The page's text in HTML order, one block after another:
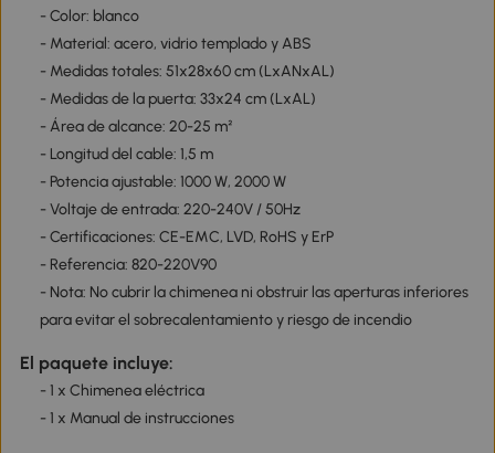
- Color: blanco
- Material: acero, vidrio templado y ABS
- Medidas totales: 51x28x60 cm (LxANxAL)
- Medidas de la puerta: 33x24 cm (LxAL)
- Área de alcance: 20-25 m²
- Longitud del cable: 1,5 m
- Potencia ajustable: 1000 W, 2000 W
- Voltaje de entrada: 220-240V / 50Hz
- Certificaciones: CE-EMC, LVD, RoHS y ErP
- Referencia: 820-220V90
- Nota: No cubrir la chimenea ni obstruir las aperturas inferiores
para evitar el sobrecalentamiento y riesgo de incendio
El paquete incluye:
- 1 x Chimenea eléctrica
- 1 x Manual de instrucciones